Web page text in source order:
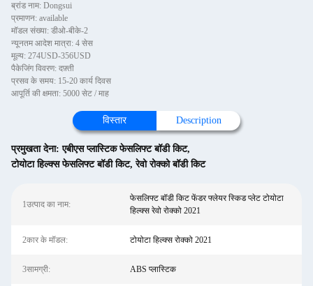
ब्रांड नाम: Dongsui
प्रमाणन: available
मॉडल संख्या: डीओ-बीके-2
न्यूनतम आदेश मात्रा: 4 सेस
मूल्य: 274USD-356USD
पैकेजिंग विवरण: दफ़्ती
प्रसव के समय: 15-20 कार्य दिवस
आपूर्ति की क्षमता: 5000 सेट / माह
विस्तार Description
प्रमुखता देना:एबीएस प्लास्टिक फेसलिफ्ट बॉडी किट,
टोयोटा हिल्क्स फेसलिफ्ट बॉडी किट,रेवो रोक्को बॉडी किट
1उत्पाद का नाम:
फेसलिफ्ट बॉडी किट फेंडर फ्लेयर स्किड प्लेट टोयोटा
हिल्क्स रेवो रोक्को 2021
2कार के मॉडल: टोयोटा हिल्क्स रोक्को 2021
3सामग्री: ABS प्लास्टिक